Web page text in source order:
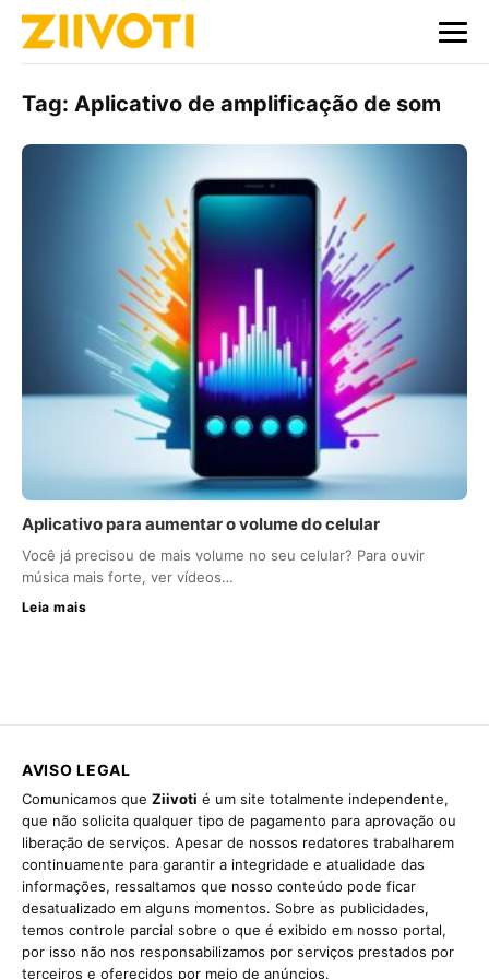
Tag: Aplicativo de amplificação de som
Aplicativo para aumentar o volume do celular
Você já precisou de mais volume no seu celular? Para ouvir
música mais forte, ver vídeos…
Leia mais
AVISO LEGAL
Comunicamos que Ziivoti é um site totalmente independente,
que não solicita qualquer tipo de pagamento para aprovação ou
liberação de serviços. Apesar de nossos redatores trabalharem
continuamente para garantir a integridade e atualidade das
informações, ressaltamos que nosso conteúdo pode ficar
desatualizado em alguns momentos. Sobre as publicidades,
temos controle parcial sobre o que é exibido em nosso portal,
por isso não nos responsabilizamos por serviços prestados por
terceiros e oferecidos por meio de anúncios.